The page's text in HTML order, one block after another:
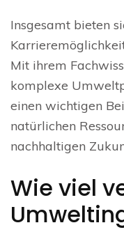
Insgesamt bieten
Mit ihrem
komplexe
einen wichtigen
natürlichen
nachhaltigen
Wie viel